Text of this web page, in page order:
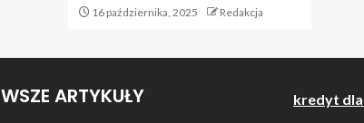
16 października, 2025 Redakcja
ARTYKUŁY kredyt